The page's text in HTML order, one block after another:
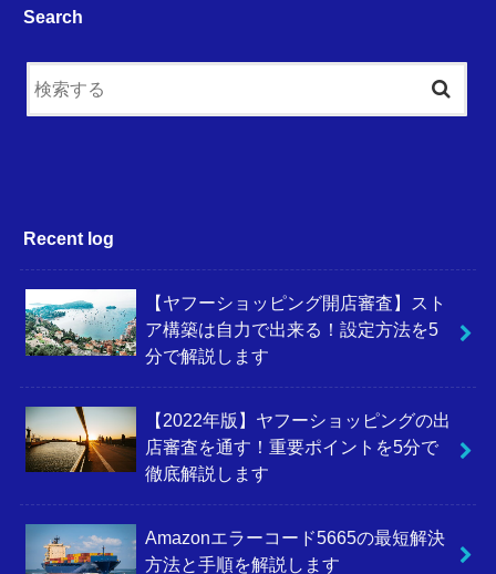
Search
Recent log
【ヤフーショッピング開店審査】スト
ア構築は自力で出来る！設定方法を5
分で解説します
【2022年版】ヤフーショッピングの出
店審査を通す！重要ポイントを5分で
徹底解説します
Amazonエラーコード5665の最短解決
方法と手順を解説します